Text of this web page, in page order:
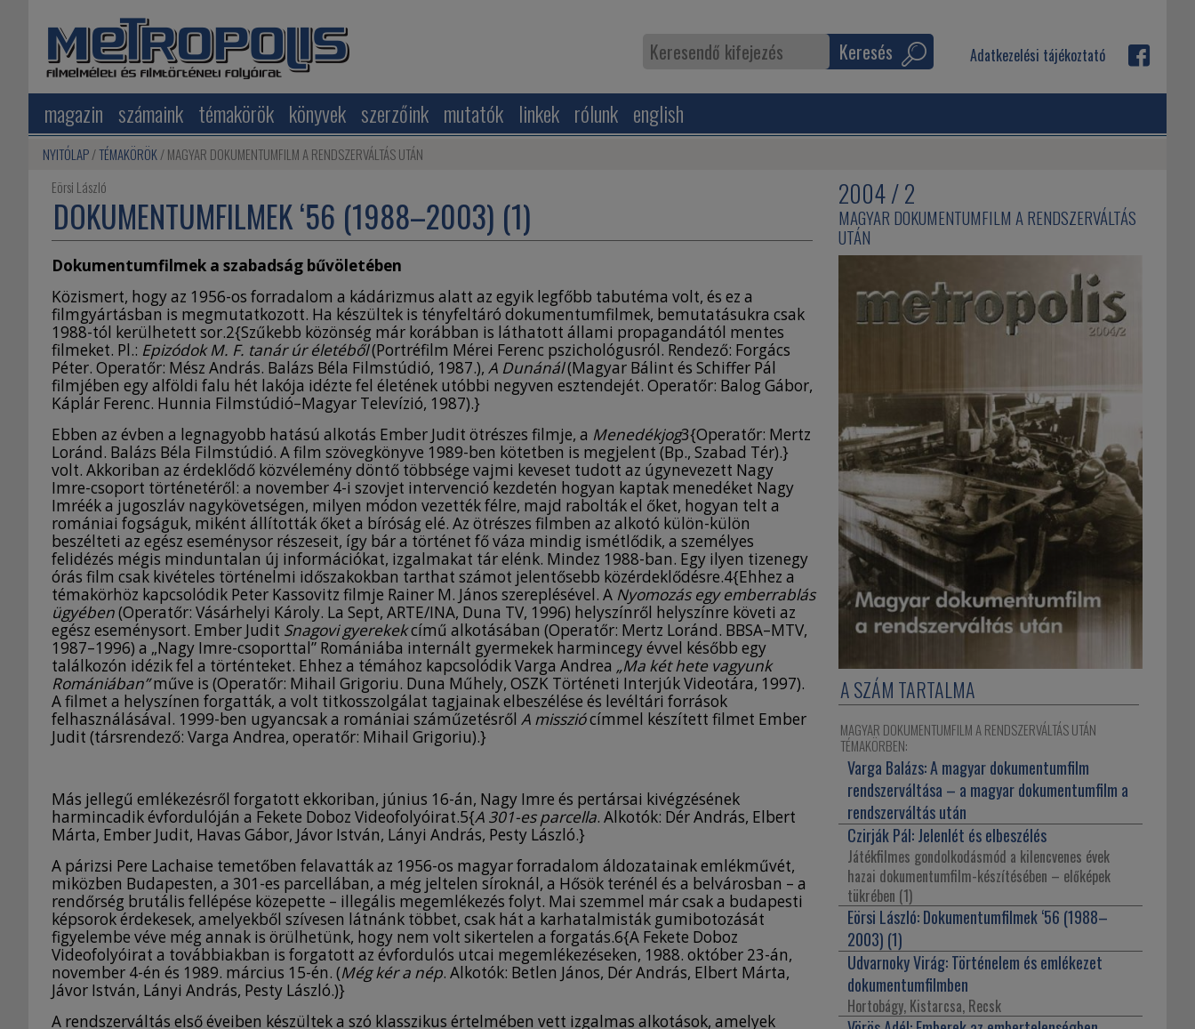
magazin számaink témakörök könyvek szerzőink mutatók linkek rólunk english
Keresés Adatkezelési tájékoztató
NYITÓLAP TÉMAKÖRÖK MAGYAR DOKUMENTUMFILM A RENDSZERVÁLTÁS UTÁN
Eörsi László
DOKUMENTUMFILMEK ‘56 (1988–2003) (1)
Dokumentumfilmek a szabadság bűvöletében
Közismert, hogy az 1956-os forradalom a kádárizmus alatt az egyik legfőbb tabutéma volt, és ez a
filmgyártásban is megmutatkozott. Ha készültek is tényfeltáró dokumentumfilmek, bemutatásukra csak
1988-tól kerülhetett sor.2{Szűkebb közönség már korábban is láthatott állami propagandától mentes
filmeket. Pl.: Epizódok M. F. tanár úr életéből(Portréfilm Mérei Ferenc pszichológusról. Rendező: Forgács
Péter. Operatőr: Mész András. Balázs Béla Filmstúdió, 1987.), A Dunánál(Magyar Bálint és Schiffer Pál
filmjében egy alföldi falu hét lakója idézte fel életének utóbbi negyven esztendejét. Operatőr: Balog Gábor,
Káplár Ferenc. Hunnia Filmstúdió–Magyar Televízió, 1987).}
Ebben az évben a legnagyobb hatású alkotás Ember Judit ötrészes filmje, a Menedékjog3{Operatőr: Mertz
Loránd. Balázs Béla Filmstúdió. A film szövegkönyve 1989-ben kötetben is megjelent (Bp., Szabad Tér).}
volt. Akkoriban az érdeklődő közvélemény döntő többsége vajmi keveset tudott az úgynevezett Nagy
Imre-csoport történetéről: a november 4-i szovjet intervenció kezdetén hogyan kaptak menedéket Nagy
Imréék a jugoszláv nagykövetségen, milyen módon vezették félre, majd rabolták el őket, hogyan telt a
romániai fogságuk, miként állították őket a bíróság elé. Az ötrészes filmben az alkotó külön-külön
beszélteti az egész eseménysor részeseit, így bár a történet fő váza mindig ismétlődik, a személyes
felidézés mégis minduntalan új információkat, izgalmakat tár elénk. Mindez 1988-ban. Egy ilyen tizenegy
órás film csak kivételes történelmi időszakokban tarthat számot jelentősebb közérdeklődésre.4{Ehhez a
témakörhöz kapcsolódik Peter Kassovitz filmje Rainer M. János szereplésével. A Nyomozás egy emberrablás
ügyében(Operatőr: Vásárhelyi Károly. La Sept, ARTE/INA, Duna TV, 1996) helyszínről helyszínre követi az
egész eseménysort. Ember Judit Snagovi gyerekekcímű alkotásában (Operatőr: Mertz Loránd. BBSA–MTV,
1987–1996) a „Nagy Imre-csoporttal” Romániába internált gyermekek harmincegy évvel később egy
találkozón idézik fel a történteket. Ehhez a témához kapcsolódik Varga Andrea „Ma két hete vagyunk
Romániában”műve is (Operatőr: Mihail Grigoriu. Duna Műhely, OSZK Történeti Interjúk Videotára, 1997).
A filmet a helyszínen forgatták, a volt titkosszolgálat tagjainak elbeszélése és levéltári források
felhasználásával. 1999-ben ugyancsak a romániai száműzetésről A missziócímmel készített filmet Ember
Judit (társrendező: Varga Andrea, operatőr: Mihail Grigoriu).}
Más jellegű emlékezésről forgatott ekkoriban, június 16-án, Nagy Imre és pertársai kivégzésének
harmincadik évfordulóján a Fekete Doboz Videofolyóirat.5{A 301-es parcella. Alkotók: Dér András, Elbert
Márta, Ember Judit, Havas Gábor, Jávor István, Lányi András, Pesty László.}
A párizsi Pere Lachaise temetőben felavatták az 1956-os magyar forradalom áldozatainak emlékművét,
miközben Budapesten, a 301-es parcellában, a még jeltelen síroknál, a Hősök terénél és a belvárosban – a
rendőrség brutális fellépése közepette – illegális megemlékezés folyt. Mai szemmel már csak a budapesti
képsorok érdekesek, amelyekből szívesen látnánk többet, csak hát a karhatalmisták gumibotozását
figyelembe véve még annak is örülhetünk, hogy nem volt sikertelen a forgatás.6{A Fekete Doboz
Videofolyóirat a továbbiakban is forgatott az évfordulós utcai megemlékezéseken, 1988. október 23-án,
november 4-én és 1989. március 15-én. (Még kér a nép. Alkotók: Betlen János, Dér András, Elbert Márta,
Jávor István, Lányi András, Pesty László.)}
A rendszerváltás első éveiben készültek a szó klasszikus értelmében vett izgalmas alkotások, amelyek
2004 / 2
MAGYAR DOKUMENTUMFILM A RENDSZERVÁLTÁS
UTÁN
A SZÁM TARTALMA
MAGYAR DOKUMENTUMFILM A RENDSZERVÁLTÁS UTÁN
TÉMAKÖRBEN:
Varga Balázs:A magyar dokumentumfilm
rendszerváltása – a magyar dokumentumfilm a
rendszerváltás után
Czirják Pál:Jelenlét és elbeszélés
Játékfilmes gondolkodásmód a kilencvenes évek
hazai dokumentumfilm-készítésében – előképek
tükrében (1)
Eörsi László:Dokumentumfilmek ‘56 (1988–
2003) (1)
Udvarnoky Virág:Történelem és emlékezet
dokumentumfilmben
Hortobágy, Kistarcsa, Recsk